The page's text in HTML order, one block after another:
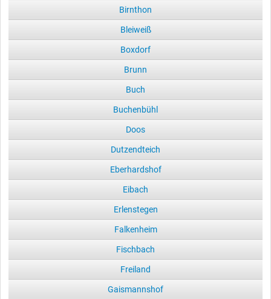
Birnthon
Bleiweiß
Boxdorf
Brunn
Buch
Buchenbühl
Doos
Dutzendteich
Eberhardshof
Eibach
Erlenstegen
Falkenheim
Fischbach
Freiland
Gaismannshof